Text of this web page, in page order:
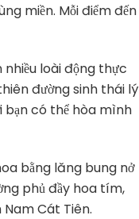
miền. Mỗi điểm đến
nhiều loài động thực
đường sinh thái lý
bạn có thể hòa mình
bằng lăng bung nở
phủ đầy hoa tím,
Cát Tiên.